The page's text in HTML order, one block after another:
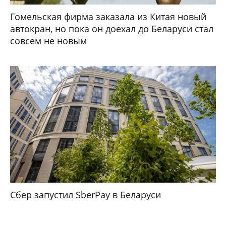
Гомельская фирма заказала из Китая новый
автокран, но пока он доехал до Беларуси стал
совсем не новым
Сбер запустил SberPay в Беларуси